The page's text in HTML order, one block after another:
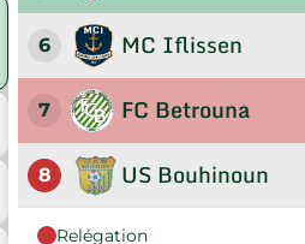
6 MC Iflissen
7 FC Betrouna
8 US Bouhinoun
Relégation